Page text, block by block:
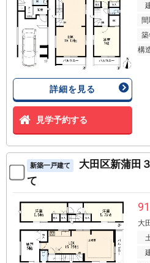
詳細を見る
見学予約する
間
築
構
新築一戸建て
大田区新蒲田
て
大